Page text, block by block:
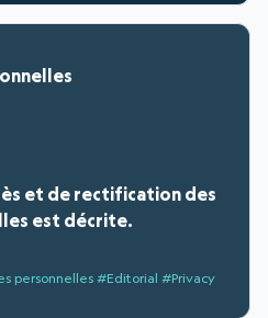
et de rectification des
est décrite.
personnelles #Editorial #Privacy